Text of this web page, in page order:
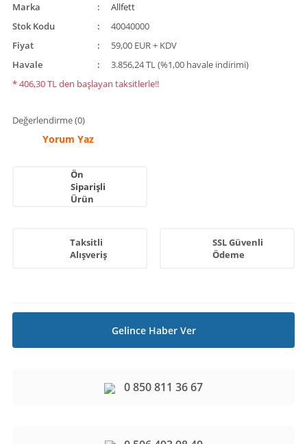
Marka
Allfett
Stok Kodu
40040000
Fiyat
59,00 EUR + KDV
Havale
3.856,24 TL (%1,00 havale indirimi)
* 406,30 TL den başlayan taksitlerle!!
Değerlendirme (0)
Yorum Yaz
Ön
Siparişli
Ürün
Taksitli
Alışveriş
SSL Güvenli
Ödeme
Gelince Haber Ver
0 850 811 36 67